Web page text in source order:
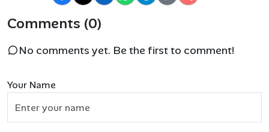
Comments (0)
No comments yet. Be the first to comment!
Your Name